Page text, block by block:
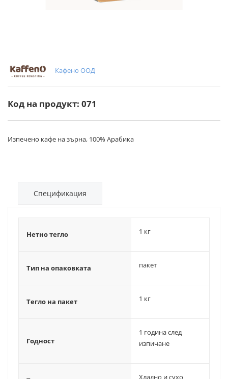
Кафено ООД
Код на продукт: 071
Изпечено кафе на зърна, 100% Арабика
Спецификация
Нетно тегло 1 кг
Тип на опаковката пакет
Тегло на пакет 1 кг
Годност
1 година след
изпичане
Хладно и сухо